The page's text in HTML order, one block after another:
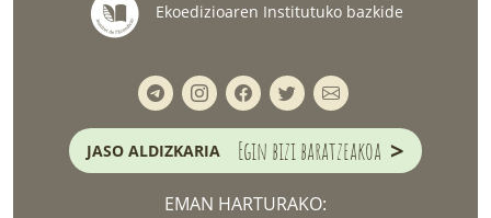
Ekoedizioaren Institutuko bazkide
JASO ALDIZKARIA Egin bizi baratzeakoa >
EMAN HARTURAKO: